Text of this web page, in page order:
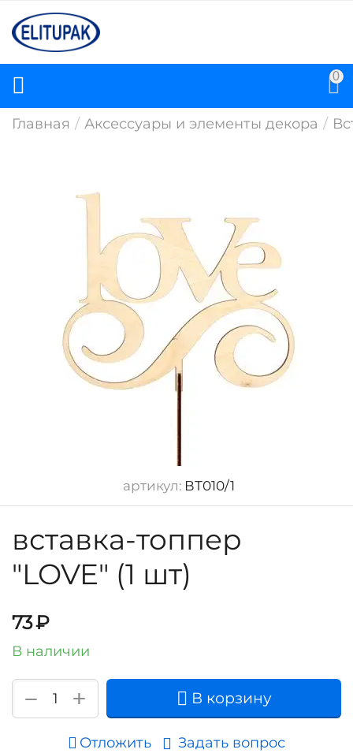
0
Главная / Аксессуары и элементы декора /
артикул: ВТ010/1
вставка-топпер
"LOVE" (1 шт)
73₽
В наличии
+
− В корзину
Отложить Задать вопрос